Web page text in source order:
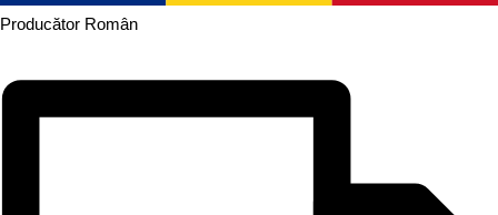
Producător Român